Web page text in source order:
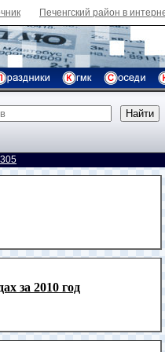
Печенгский район в
за 2010 год